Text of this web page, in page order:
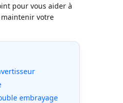
pour vous aider à
votre
embrayage